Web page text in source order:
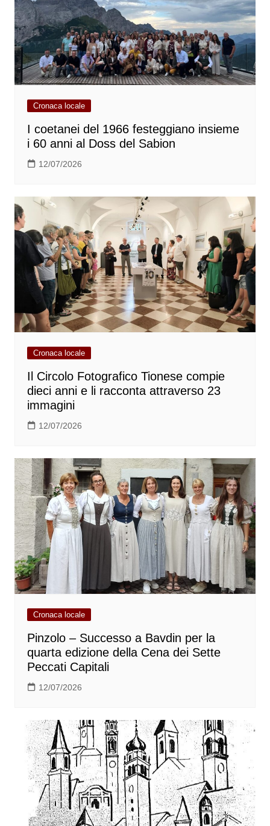
Cronaca locale
I coetanei del 1966 festeggiano insieme
i 60 anni al Doss del Sabion
12/07/2026
Cronaca locale
Il Circolo Fotografico Tionese compie
dieci anni e li racconta attraverso 23
immagini
12/07/2026
Cronaca locale
Pinzolo – Successo a Bavdin per la
quarta edizione della Cena dei Sette
Peccati Capitali
12/07/2026